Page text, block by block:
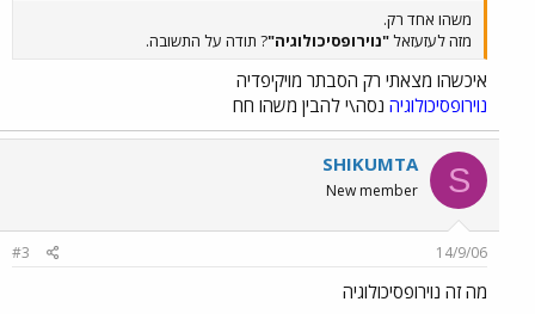
משהו אחד רק.
מזה לעזעזאל"נוירופסיכולוגיה"? תודה על התשובה.
איכשהו מצאתי רק הסבתר מויקיפדיה
נוירופסיכולוגיה נסה\י להבין משהו חח
S
SHIKUMTA
New member
14/9/06
#3
מה זה נוירופסיכולוגיה